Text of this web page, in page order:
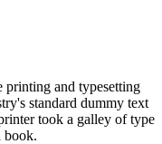
and typesetting
standard dummy text
took a galley of type
book.